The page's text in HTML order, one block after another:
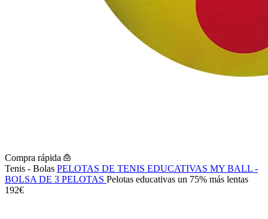
Compra rápida
Tenis - Bolas PELOTAS DE TENIS EDUCATIVAS MY BALL -
BOLSA DE 3 PELOTAS Pelotas educativas un 75% más lentas
192€